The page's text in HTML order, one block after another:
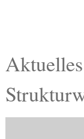
Gesundheit
Kultur